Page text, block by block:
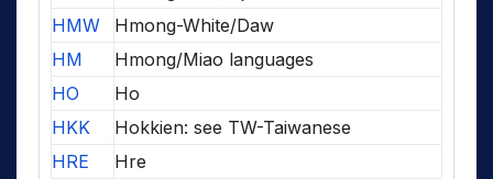
HMW
Hmong-White/Daw
HM
Hmong/Miao languages
HO
Ho
HKK
Hokkien: see TW-Taiwanese
HRE
Hre